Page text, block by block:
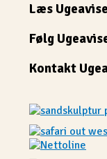
Læs
Følg
Kontakt